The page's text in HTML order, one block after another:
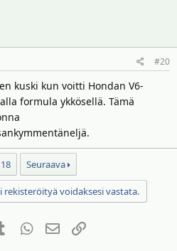
#20
kuski kun voitti Hondan V6-
formula ykkösellä. Tämä
18 Seuraava
voidaksesi vastata.
TumblrWhatsAppSähköposti
Linkki